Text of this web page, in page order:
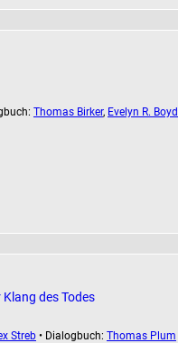
Thomas Birker, Evelyn R. Boyd
des Todes
Streb • Dialogbuch: Thomas Plum